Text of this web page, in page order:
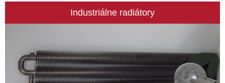
Industriálne radiátory